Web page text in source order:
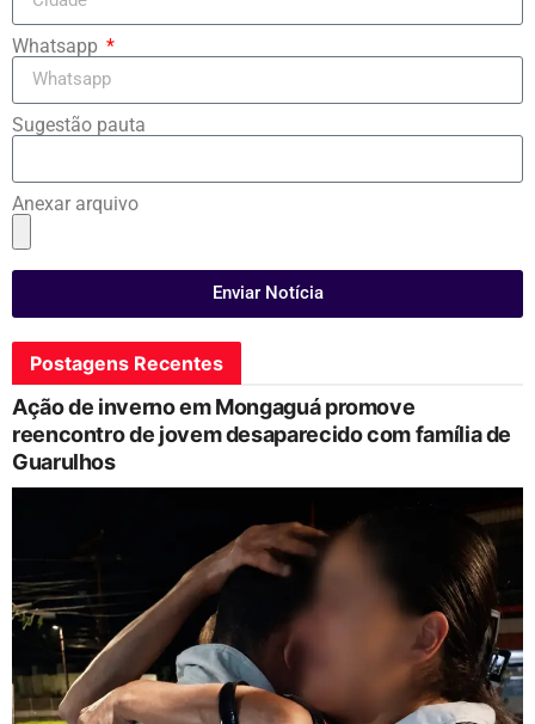
Whatsapp
Sugestão pauta
Anexar arquivo
Enviar Notícia
Postagens Recentes
Ação de inverno em Mongaguá promove
reencontro de jovem desaparecido com família de
Guarulhos